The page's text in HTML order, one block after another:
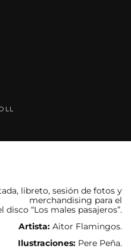
libreto, sesión de fotos y
merchandising para el
disco “Los males pasajeros”.
Artista: Aitor Flamingos.
Ilustraciones: Pere Peña.